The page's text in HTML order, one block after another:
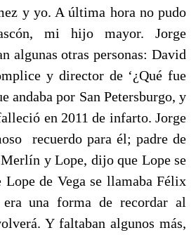
y yo. A última hora no pudo
mi hijo mayor. Jorge
algunas otras personas: David
y director de ‘¿Qué fue
andaba por San Petersburgo, y
en 2011 de infarto. Jorge
recuerdo para él; padre de
y Lope, dijo que Lope se
Lope de Vega se llamaba Félix
una forma de recordar al
Y faltaban algunos más,